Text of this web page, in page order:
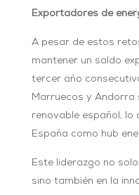
Exportadores de
A pesar de estos
mantener un saldo
tercer año
Marruecos y Andorra
renovable español, lo
España como hub
Este liderazgo no
sino también en la